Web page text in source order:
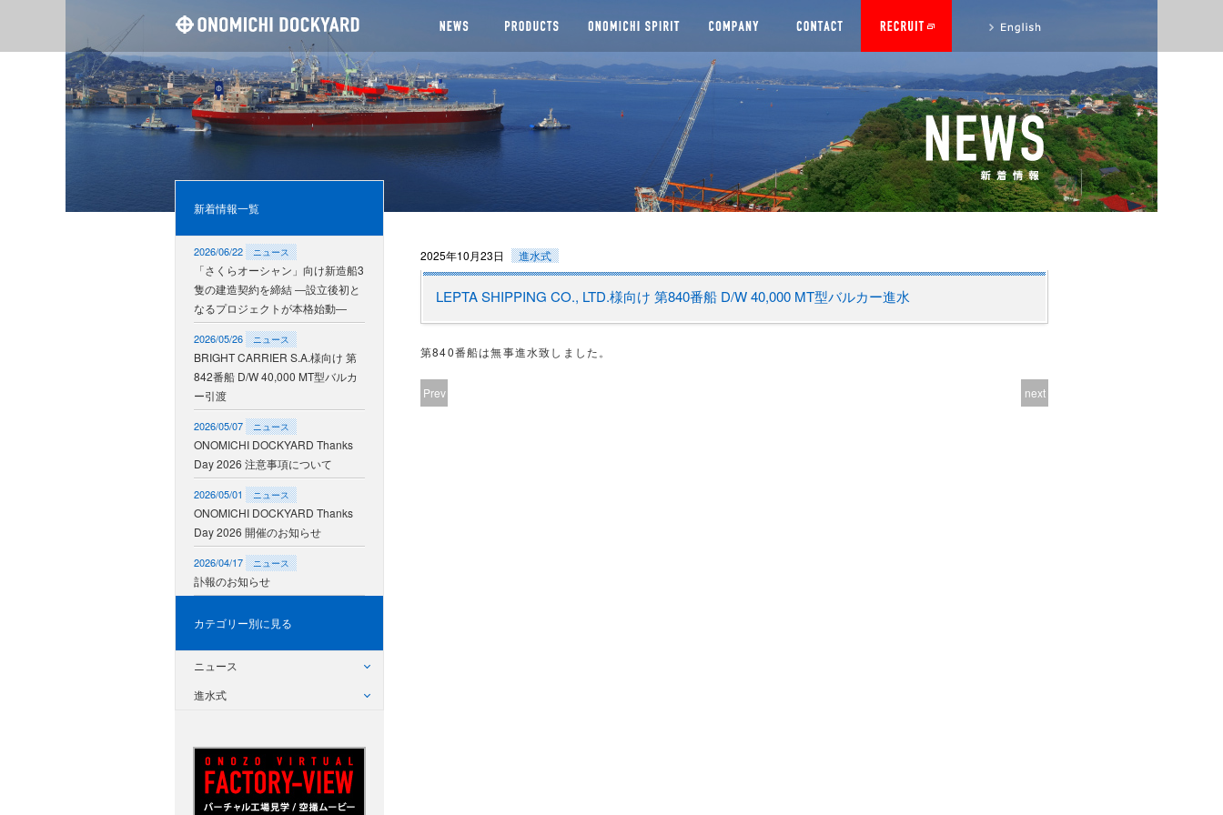
2025年10月23日 進水式
LEPTA SHIPPING CO., LTD.様向け 第840番船 D/W 40,000 MT型バルカー進水
第840番船は無事進水致しました。
Prev next
新着情報一覧
2026/06/22 ニュース
「さくらオーシャン」向け新造船3
隻の建造契約を締結 ―設立後初と
なるプロジェクトが本格始動―
2026/05/26 ニュース
BRIGHT CARRIER S.A.様向け 第
842番船 D/W 40,000 MT型バルカ
ー引渡
2026/05/07 ニュース
ONOMICHI DOCKYARD Thanks
Day 2026 注意事項について
2026/05/01 ニュース
ONOMICHI DOCKYARD Thanks
Day 2026 開催のお知らせ
2026/04/17 ニュース
訃報のお知らせ
カテゴリー別に見る
ニュース
進水式